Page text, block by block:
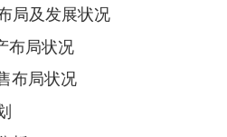
局及发展状况
布局状况
布局状况